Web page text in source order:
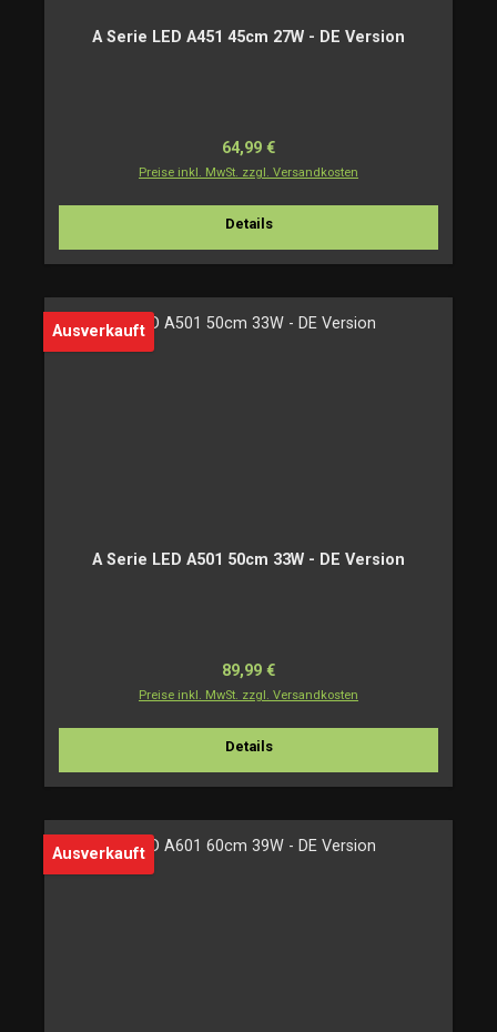
A Serie LED A451 45cm 27W - DE Version
Regulärer Preis:
64,99 €
Preise inkl. MwSt. zzgl. Versandkosten
Details
Ausverkauft
A Serie LED A501 50cm 33W - DE Version
Regulärer Preis:
89,99 €
Preise inkl. MwSt. zzgl. Versandkosten
Details
Ausverkauft